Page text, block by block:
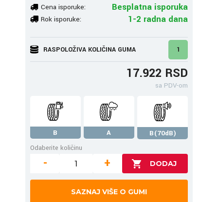
Cena isporuke: Besplatna isporuka
Rok isporuke: 1-2 radna dana
RASPOLOŽIVA KOLIČINA GUMA 1
17.922 RSD
sa PDV-om
B A
B(70dB)
Odaberite količinu
- +
SAZNAJ VIŠE O GUMI